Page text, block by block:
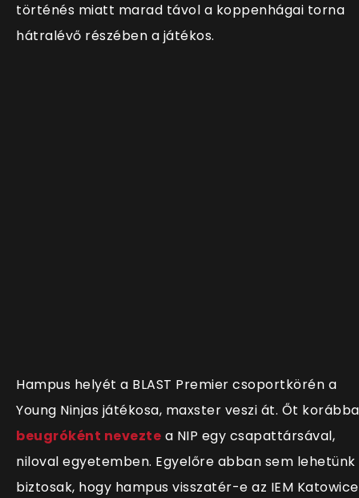
történés miatt marad távol a koppenhágai torna
hátralévő részében a játékos.
Hampus helyét a BLAST Premier csoportkörén a
Young Ninjas játékosa, maxster veszi át. Őt
beugróként nevezte a NIP egy csapattársával,
niloval egyetemben. Egyelőre abban sem lehetünk
biztosak, hogy hampus visszatér-e az IEM Katowice